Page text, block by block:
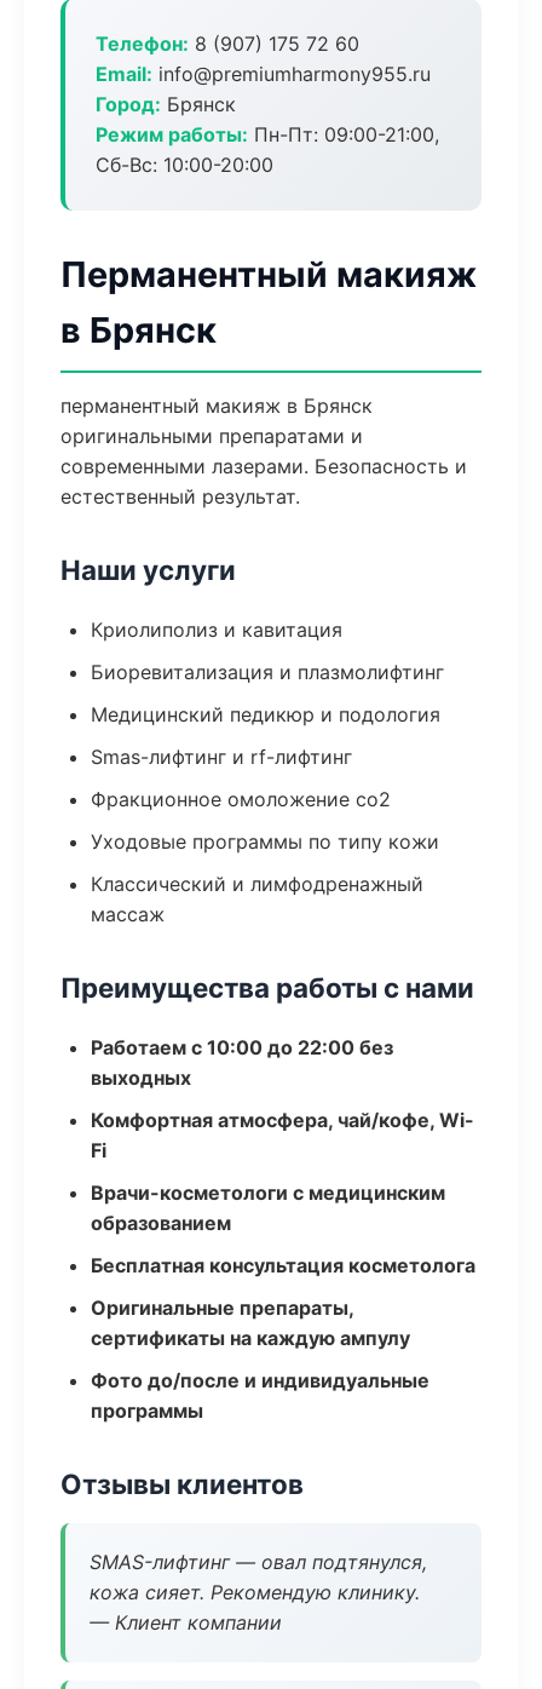
Телефон: 8 (907) 175 72 60
Email: info@premiumharmony955.ru
Город: Брянск
Режим работы: Пн-Пт: 09:00-21:00,
Сб-Вс: 10:00-20:00
Перманентный макияж
в Брянск
перманентный макияж в Брянск
оригинальными препаратами и
современными лазерами. Безопасность и
естественный результат.
Наши услуги
Криолиполиз и кавитация
Биоревитализация и плазмолифтинг
Медицинский педикюр и подология
Smas-лифтинг и rf-лифтинг
Фракционное омоложение co2
Уходовые программы по типу кожи
Классический и лимфодренажный
массаж
Преимущества работы с нами
Работаем с 10:00 до 22:00 без
выходных
Комфортная атмосфера, чай/кофе, Wi-
Fi
Врачи-косметологи с медицинским
образованием
Бесплатная консультация косметолога
Оригинальные препараты,
сертификаты на каждую ампулу
Фото до/после и индивидуальные
программы
Отзывы клиентов
SMAS-лифтинг — овал подтянулся,
кожа сияет. Рекомендую клинику.
— Клиент компании